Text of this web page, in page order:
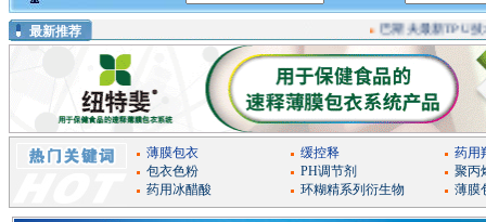
最新推荐 巴斯夫最新TPU技术助力
薄膜包衣 缓控释
药用
包衣色粉
PH调节剂
聚丙
药用冰醋酸
环糊精系列衍生物 薄膜